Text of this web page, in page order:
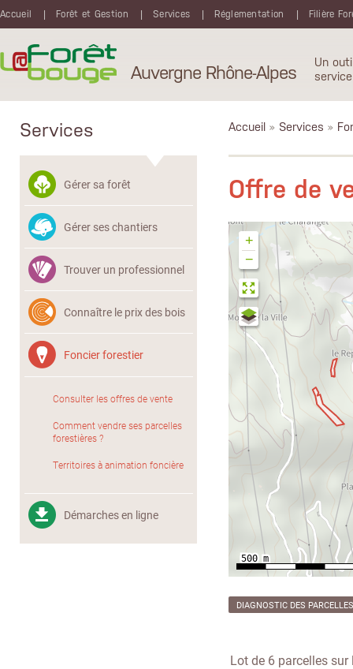
Accueil
Forêt et Gestion Services Réglementation Filière
Auvergne Rhône-Alpes
Un
Services
Gérer sa forêt
Gérer ses chantiers
Trouver un professionnel
Connaître le prix des bois
Foncier forestier
Consulter les offres de vente
Comment vendre ses parcelles
forestières ?
Territoires à animation foncière
Démarches en ligne
Accueil » Services »
Offre de
+
−
DIAGNOSTIC DES PARCELLES
Lot de 6 parcelles